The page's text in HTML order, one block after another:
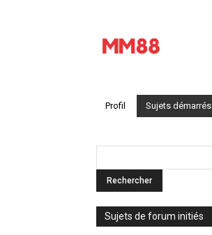
Profil Sujets démarrés
Sujets de forum initiés